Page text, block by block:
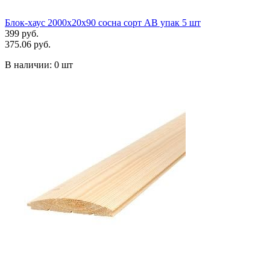
Блок-хаус 2000х20х90 сосна сорт АВ упак 5 шт
399 руб.
375.06 руб.
В наличии: 0 шт